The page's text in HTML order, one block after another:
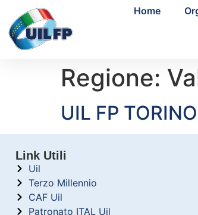
Home
Regione:
UIL FP
Link Utili
Uil
Terzo Millennio
CAF Uil
Patronato ITAL Uil